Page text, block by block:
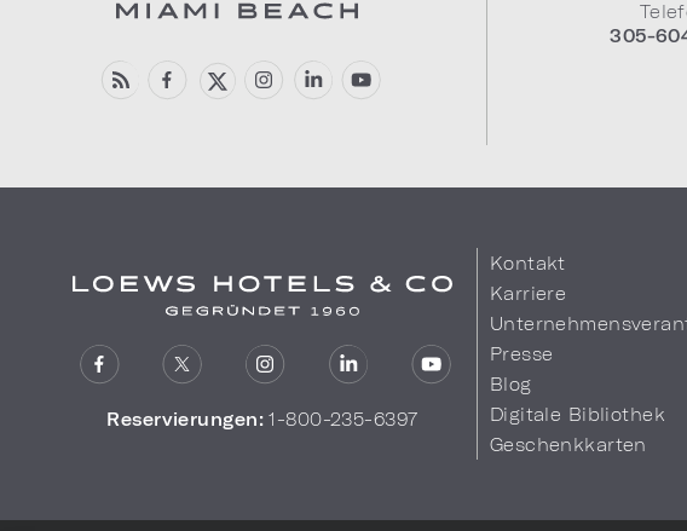
305-
Reservierungen:1-800-235-6397
Kontakt
Karriere
Presse
Blog
Digitale Bibliothek
Geschenkkarten